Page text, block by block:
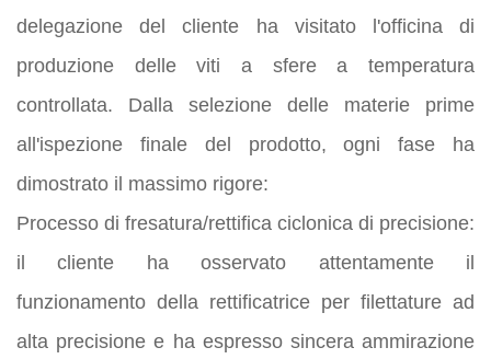
delegazione del cliente ha visitato l'officina di
produzione delle viti a sfere a temperatura
controllata. Dalla selezione delle materie prime
all'ispezione finale del prodotto, ogni fase ha
dimostrato il massimo rigore:
Processo di fresatura/rettifica ciclonica di precisione:
il cliente ha osservato attentamente il
funzionamento della rettificatrice per filettature ad
alta precisione e ha espresso sincera ammirazione